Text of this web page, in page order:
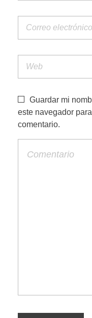
Guardar mi
este navegador
comentario.